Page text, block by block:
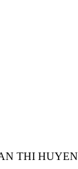
THI HUYEN